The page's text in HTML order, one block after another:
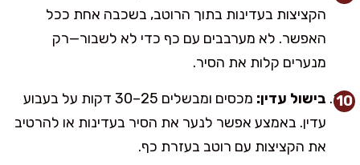
הקציצות בעדינות בתוך הרוטב, בשכבה אחת ככל
האפשר. לא מערבבים עם כף כדי לא לשבור—רק
מנערים קלות את הסיר.
בישול עדין:
מכסים ומבשלים 25–30 דקות על בעבוע
עדין. באמצע אפשר לנער את הסיר בעדינות או להרטיב
את הקציצות עם רוטב בעזרת כף.